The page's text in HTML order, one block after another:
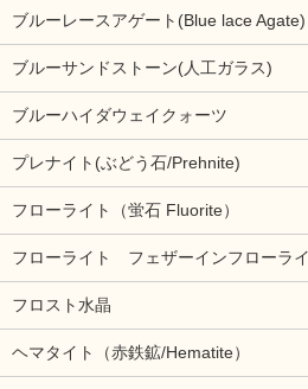
ブルーレースアゲート(Blue lace Agate)
ブルーサンドストーン(人工ガラス)
ブルーハイダウェイクォーツ
プレナイト(ぶどう石/Prehnite)
フローライト（蛍石 Fluorite）
フローライト フェザーインフローラ
フロスト水晶
ヘマタイト（赤鉄鉱/Hematite）